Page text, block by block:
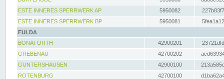
ESTE INNERES SPERRWERK AP
5950082
ESTE INNERES SPERRWERK BP
5950081
FULDA
BONAFORTH
42900201
GREBENAU
42700202
GUNTERSHAUSEN
42900100
ROTENBURG
42700100